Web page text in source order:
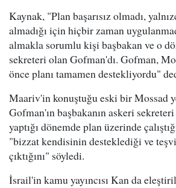
Kaynak, "Plan başarısız olmadı,
almadığı için hiçbir zaman
almakla sorumlu kişi başbakan ve o
sekreteri olan Gofman'dı. Gofman,
önce planı tamamen destekliyordu"
Maariv'in konuştuğu eski bir Mossad
Gofman'ın başbakanın askeri
yaptığı dönemde plan üzerinde
"bizzat kendisinin desteklediği ve
çıktığını" söyledi.
İsrail'in kamu yayıncısı Kan da